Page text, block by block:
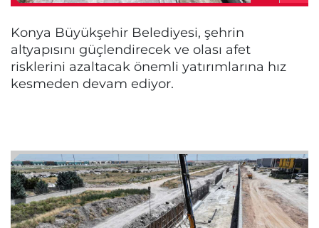
Konya Büyükşehir Belediyesi, şehrin
altyapısını güçlendirecek ve olası afet
risklerini azaltacak önemli yatırımlarına hız
kesmeden devam ediyor.